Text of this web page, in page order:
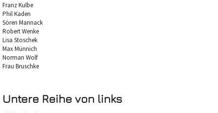
Franz Kulbe
Phil Kaden
Sören Mannack
Robert Wenke
Lisa Stoschek
Max Münnich
Norman Wolf
Frau Bruschke
Untere Reihe von links